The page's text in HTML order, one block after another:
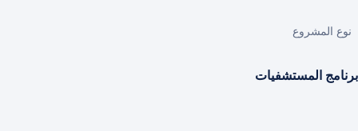
نوع المشروع
برنامج المستشفيات